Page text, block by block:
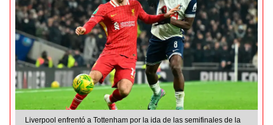
Liverpool enfrentó a Tottenham por la ida de las semifinales de la